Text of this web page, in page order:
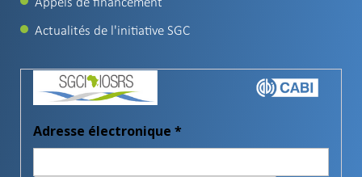
Actualités de l'initiative SGC